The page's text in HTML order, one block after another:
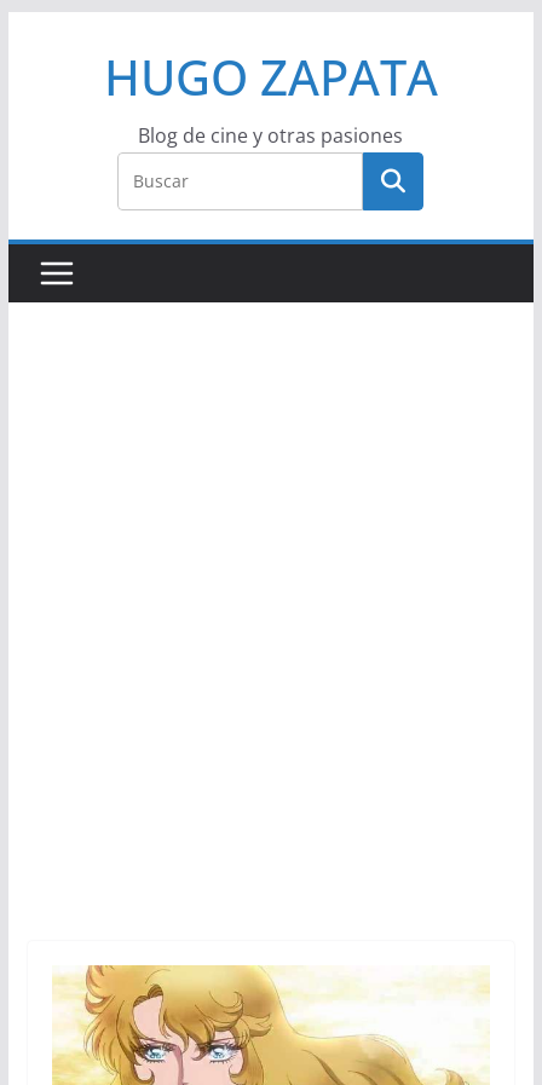
HUGO ZAPATA
Blog de cine y otras pasiones